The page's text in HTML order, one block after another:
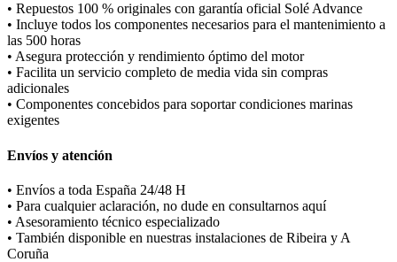
• Repuestos 100 % originales con garantía oficial Solé Advance
• Incluye todos los componentes necesarios para el mantenimiento a
las 500 horas
• Asegura protección y rendimiento óptimo del motor
• Facilita un servicio completo de media vida sin compras
adicionales
• Componentes concebidos para soportar condiciones marinas
exigentes
Envíos y atención
• Envíos a toda España 24/48 H
• Para cualquier aclaración, no dude en consultarnos aquí
• Asesoramiento técnico especializado
• También disponible en nuestras instalaciones de Ribeira y A
Coruña